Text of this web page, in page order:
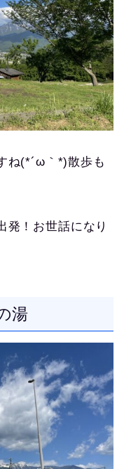
ね(*´ω｀*)散歩も
発！お世話になり
湯